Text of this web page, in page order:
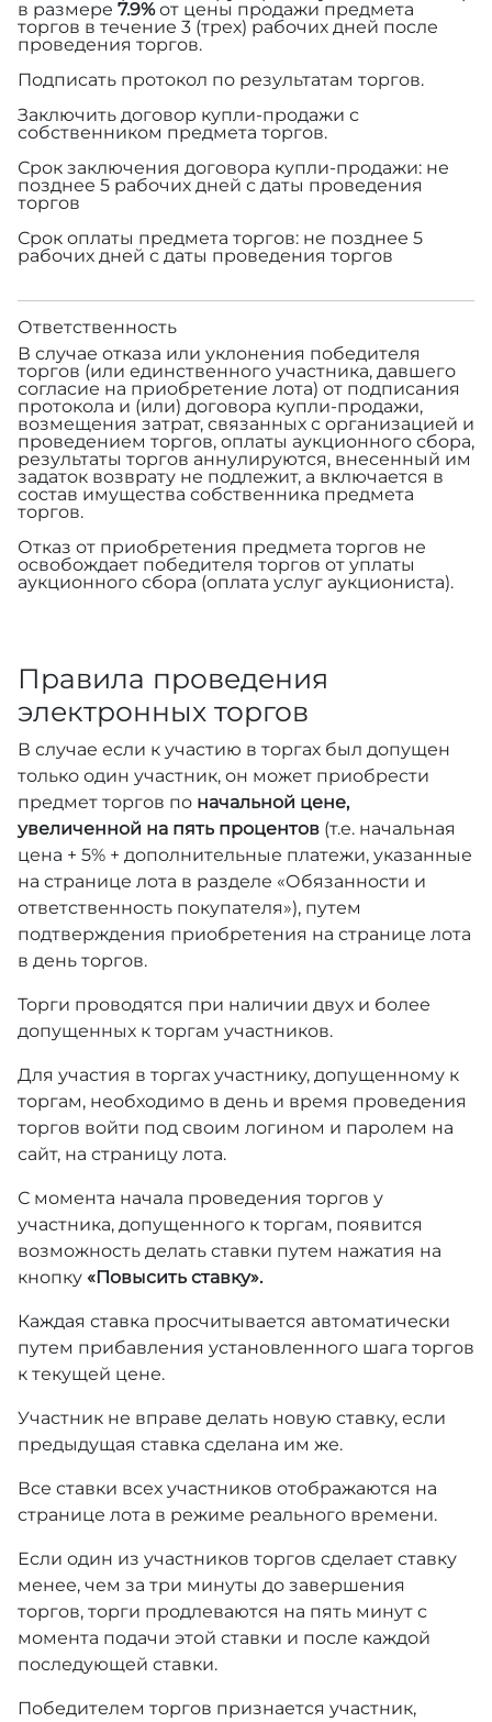
в размере 7.9%от цены продажи предмета
торгов в течение 3 (трех) рабочих дней после
проведения торгов.
Подписать протокол по результатам торгов.
Заключить договор купли-продажи с
собственником предмета торгов.
Срок заключения договора купли-продажи: не
позднее 5 рабочих дней с даты проведения
торгов
Срок оплаты предмета торгов: не позднее 5
рабочих дней с даты проведения торгов
Ответственность
В случае отказа или уклонения победителя
торгов (или единственного участника, давшего
согласие на приобретение лота) от подписания
протокола и (или) договора купли-продажи,
возмещения затрат, связанных с организацией и
проведением торгов, оплаты аукционного сбора,
результаты торгов аннулируются, внесенный им
задаток возврату не подлежит, а включается в
состав имущества собственника предмета
торгов.
Отказ от приобретения предмета торгов не
освобождает победителя торгов от уплаты
аукционного сбора (оплата услуг аукциониста).
Правила проведения
электронных торгов
В случае если к участию в торгах был допущен
только один участник, он может приобрести
предмет торгов по начальной цене,
увеличенной на пять процентов (т.е. начальная
цена + 5% + дополнительные платежи, указанные
на странице лота в разделе «Обязанности и
ответственность покупателя»), путем
подтверждения приобретения на странице лота
в день торгов.
Торги проводятся при наличии двух и более
допущенных к торгам участников.
Для участия в торгах участнику, допущенному к
торгам, необходимо в день и время проведения
торгов войти под своим логином и паролем на
сайт, на страницу лота.
С момента начала проведения торгов у
участника, допущенного к торгам, появится
возможность делать ставки путем нажатия на
кнопку «Повысить ставку».
Каждая ставка просчитывается автоматически
путем прибавления установленного шага торгов
к текущей цене.
Участник не вправе делать новую ставку, если
предыдущая ставка сделана им же.
Все ставки всех участников отображаются на
странице лота в режиме реального времени.
Если один из участников торгов сделает ставку
менее, чем за три минуты до завершения
торгов, торги продлеваются на пять минут с
момента подачи этой ставки и после каждой
последующей ставки.
Победителем торгов признается участник,